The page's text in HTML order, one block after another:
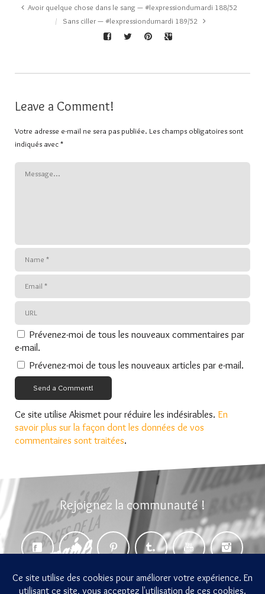
Avoir quelque chose dans le sang — #lexpressiondumardi 188/52
Sans ciller — #lexpressiondumardi 189/52
Leave a Comment!
Votre adresse e-mail ne sera pas publiée. Les champs obligatoires sont
indiqués avec*
Prévenez-moi de tous les nouveaux commentaires par
e-mail.
Prévenez-moi de tous les nouveaux articles par e-mail.
Send a Comment!
Ce site utilise Akismet pour réduire les indésirables. En
savoir plus sur la façon dont les données de vos
commentaires sont traitées.
Rejoignez la communauté !